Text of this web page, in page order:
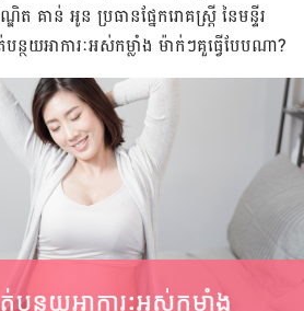
ត គាន់ អូន ប្រធាន​ផ្នែករោគ​ស្ត្រី នៃមន្ទីរ
ន្ថយ​អាការៈ​អស់​កម្លាំង ម៉ាក់ៗគួធ្វើបែបណា?